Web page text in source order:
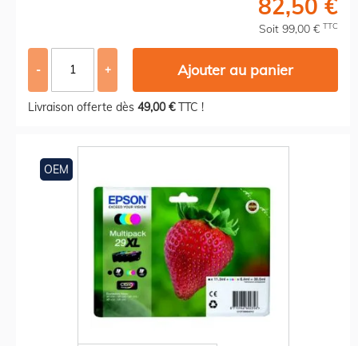
82,50 €
Soit 99,00 € TTC
- + Ajouter au panier
Livraison offerte dès 49,00 €TTC !
OEM